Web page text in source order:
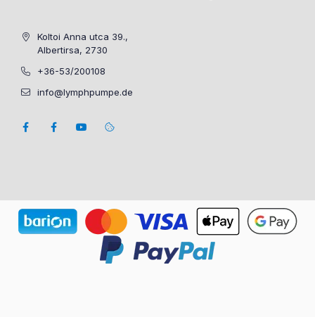
Koltoi Anna utca 39.,
Albertirsa, 2730
+36-53/200108
info@lymphpumpe.de